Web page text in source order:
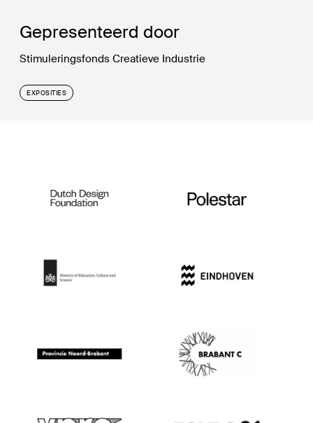
Gepresenteerd door
Stimuleringsfonds Creatieve Industrie
EXPOSITIES